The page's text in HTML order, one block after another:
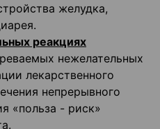
желудка,
реакциях
нежелательных
лекарственного
непрерывного
«польза - риск»